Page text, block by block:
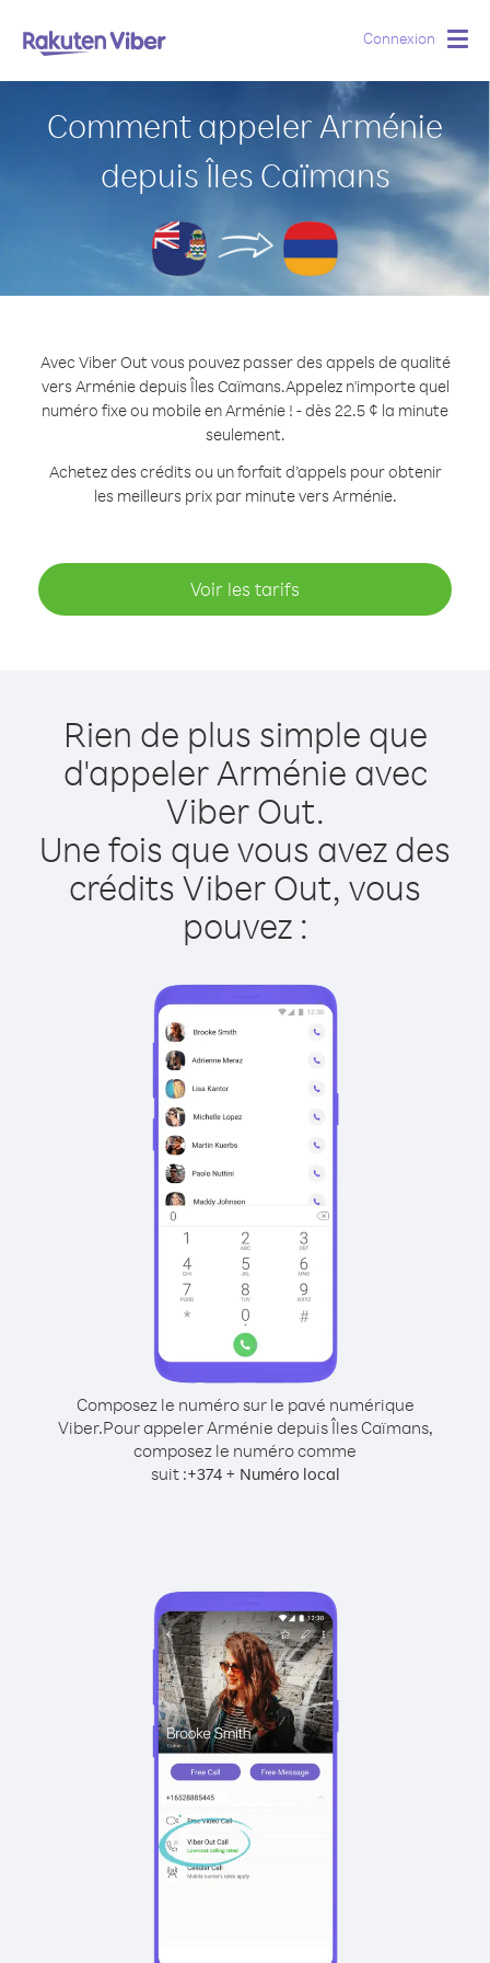
Connexion
Comment appeler Arménie
depuis Îles Caïmans
Avec Viber Out vous pouvez passer des appels de qualité
vers Arménie depuis Îles Caïmans.Appelez n'importe quel
numéro fixe ou mobile en Arménie ! - dès 22.5 ¢ la minute
seulement.
Achetez des crédits ou un forfait d’appels pour obtenir
les meilleurs prix par minute vers Arménie.
Voir les tarifs
Rien de plus simple que
d'appeler Arménie avec
Viber Out.
Une fois que vous avez des
crédits Viber Out, vous
pouvez :
Composez le numéro sur le pavé numérique
Viber.Pour appeler Arménie depuis Îles Caïmans,
composez le numéro comme
suit :+374+ Numéro local